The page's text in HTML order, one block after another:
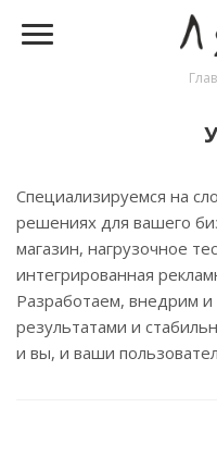
Специализируемся на
решениях для вашего
магазин, нагрузочное
интегрированная
Разработаем, внедрим
результатами и
и вы, и ваши